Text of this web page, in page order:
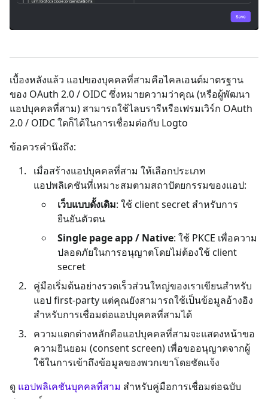
เบื้องหลังแล้ว แอปของบุคคลที่สามคือไคลเอนต์มาตรฐาน
ของ OAuth 2.0 / OIDC ซึ่งหมายความว่าคุณ (หรือผู้พัฒนา
แอปบุคคลที่สาม) สามารถใช้ไลบรารีหรือเฟรมเวิร์ก OAuth
2.0 / OIDC ใดก็ได้ในการเชื่อมต่อกับ Logto
ข้อควรคำนึงถึง:
เมื่อสร้างแอปบุคคลที่สาม ให้เลือกประเภท
แอปพลิเคชันที่เหมาะสมตามสถาปัตยกรรมของแอป:
เว็บแบบดั้งเดิม: ใช้ client secret สำหรับการ
ยืนยันตัวตน
Single page app / Native: ใช้ PKCE เพื่อความ
ปลอดภัยในการอนุญาตโดยไม่ต้องใช้ client
secret
คู่มือเริ่มต้นอย่างรวดเร็วส่วนใหญ่ของเราเขียนสำหรับ
แอป first-party แต่คุณยังสามารถใช้เป็นข้อมูลอ้างอิง
สำหรับการเชื่อมต่อแอปบุคคลที่สามได้
ความแตกต่างหลักคือแอปบุคคลที่สามจะแสดงหน้าขอ
ความยินยอม (consent screen) เพื่อขออนุญาตจากผู้
ใช้ในการเข้าถึงข้อมูลของพวกเขาโดยชัดแจ้ง
ดู แอปพลิเคชันบุคคลที่สาม สำหรับคู่มือการเชื่อมต่อฉบับ